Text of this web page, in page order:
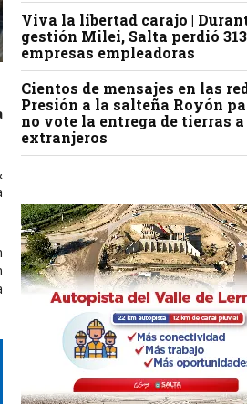
Viva la libertad carajo |
gestión Milei, Salta perdió 313
empresas empleadoras
Cientos de mensajes en las
Presión a la salteña Royón
no vote la entrega de tierras a
extranjeros